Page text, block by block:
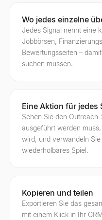
Wo jedes einzelne
Jedes Signal nennt eine
Jobbörsen,
Bewertungsseiten –
suchen müssen.
Eine Aktion für jedes
Sehen Sie den
ausgeführt werden
wird, und verwandeln Sie
wiederholbares Spiel.
Kopieren und teilen
Exportieren Sie das
mit einem Klick in Ihr